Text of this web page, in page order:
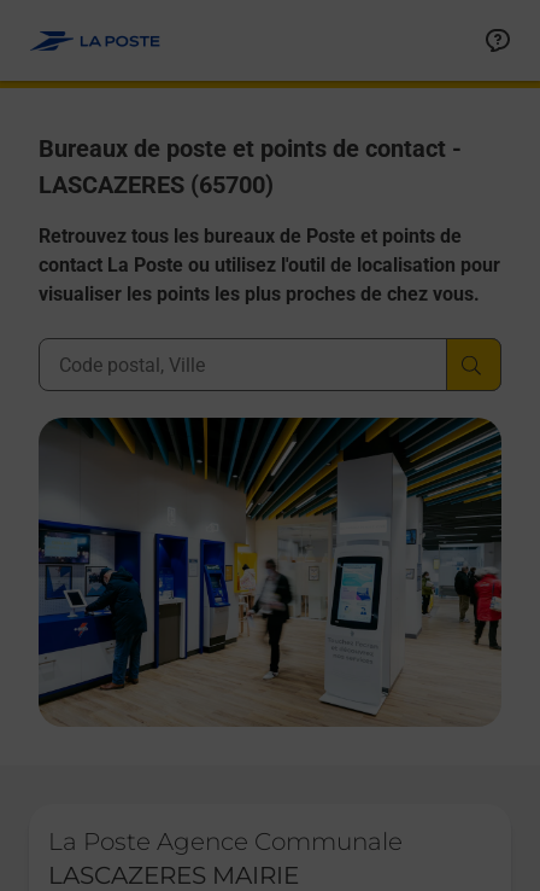
Bureaux de poste et points de contact -
LASCAZERES (65700)
Retrouvez tous les bureaux de Poste et points de
contact La Poste ou utilisez l'outil de localisation pour
visualiser les points les plus proches de chez vous.
Ville, Département, Code Postal
La Poste Agence Communale
LASCAZERES MAIRIE